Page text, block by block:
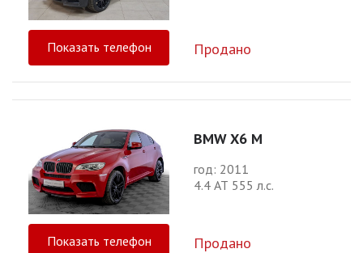
Показать телефон Продано
BMW X6 M
год: 2011
4.4 АТ 555 л.с.
Показать телефон Продано